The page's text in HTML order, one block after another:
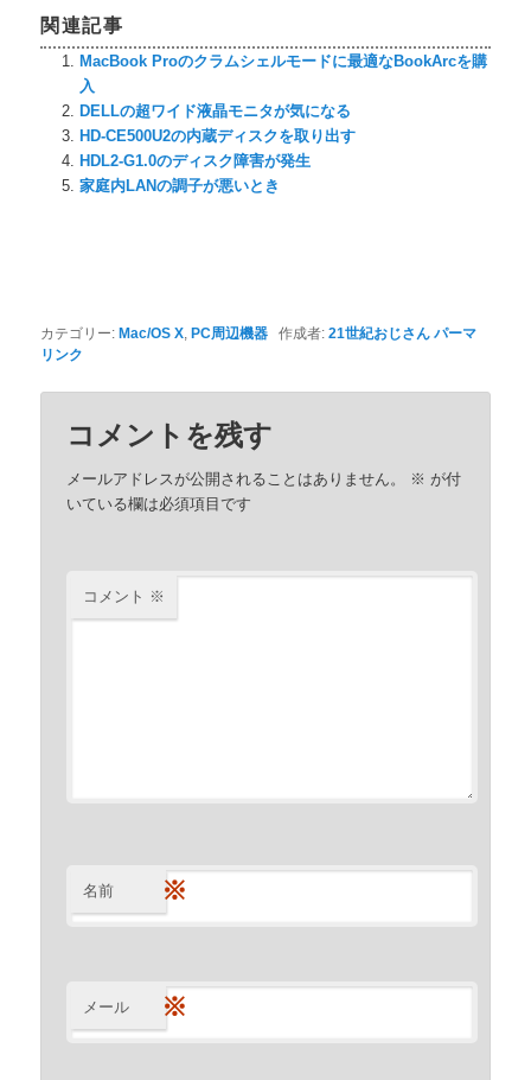
関連記事
MacBook Proのクラムシェルモードに最適なBookArcを購
入
DELLの超ワイド液晶モニタが気になる
HD-CE500U2の内蔵ディスクを取り出す
HDL2-G1.0のディスク障害が発生
家庭内LANの調子が悪いとき
カテゴリー: Mac/OS X, PC周辺機器 作成者:21世紀おじさん パーマ
リンク
コメントを残す
メールアドレスが公開されることはありません。 ※ が付
いている欄は必須項目です
コメント ※
名前 ※
メール ※